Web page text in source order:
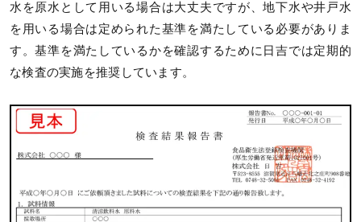
水を原水として用いる場合は大丈夫ですが、地下水や井戸水
を用いる場合は定められた基準を満たしている必要がありま
す。基準を満たしているかを確認するために日吉では定期的
な検査の実施を推奨しています。